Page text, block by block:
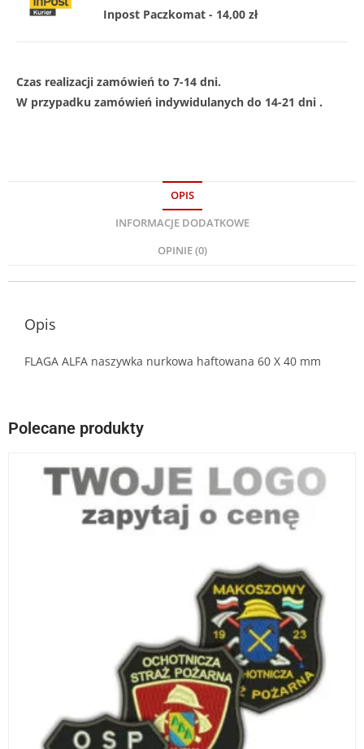
Inpost Paczkomat - 14,00 zł
Czas realizacji zamówień to 7-14 dni.
W przypadku zamówień indywidulanych do 14-21 dni .
OPIS
INFORMACJE DODATKOWE
OPINIE (0)
Opis
FLAGA ALFA naszywka nurkowa haftowana 60 X 40 mm
Polecane produkty